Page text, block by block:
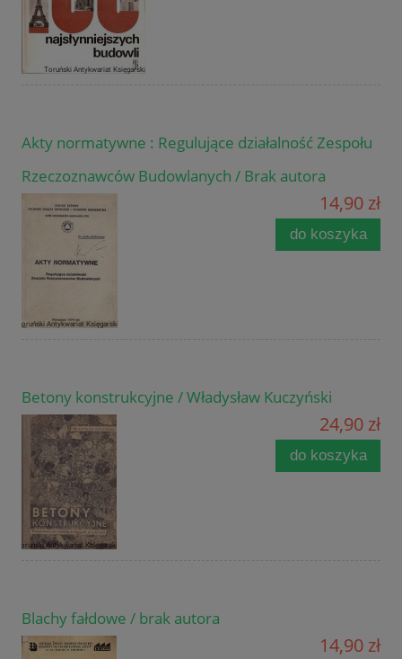
Akty normatywne : Regulujące działalność Zespołu
Rzeczoznawców Budowlanych / Brak autora
14,90 zł
do koszyka
Betony konstrukcyjne / Władysław Kuczyński
24,90 zł
do koszyka
Blachy fałdowe / brak autora
14,90 zł